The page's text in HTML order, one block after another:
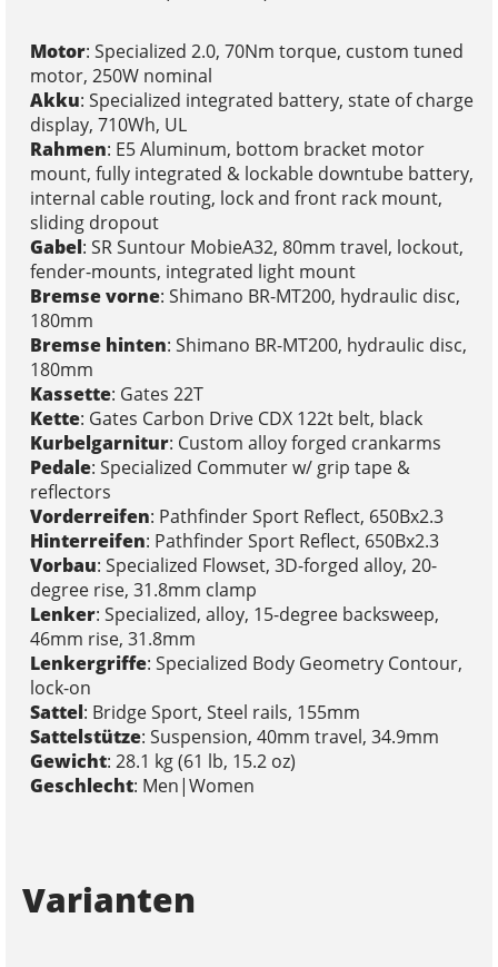
Motor: Specialized 2.0, 70Nm torque, custom tuned
motor, 250W nominal
Akku: Specialized integrated battery, state of charge
display, 710Wh, UL
Rahmen: E5 Aluminum, bottom bracket motor
mount, fully integrated & lockable downtube battery,
internal cable routing, lock and front rack mount,
sliding dropout
Gabel: SR Suntour MobieA32, 80mm travel, lockout,
fender-mounts, integrated light mount
Bremse vorne: Shimano BR-MT200, hydraulic disc,
180mm
Bremse hinten: Shimano BR-MT200, hydraulic disc,
180mm
Kassette: Gates 22T
Kette: Gates Carbon Drive CDX 122t belt, black
Kurbelgarnitur: Custom alloy forged crankarms
Pedale: Specialized Commuter w/ grip tape &
reflectors
Vorderreifen: Pathfinder Sport Reflect, 650Bx2.3
Hinterreifen: Pathfinder Sport Reflect, 650Bx2.3
Vorbau: Specialized Flowset, 3D-forged alloy, 20-
degree rise, 31.8mm clamp
Lenker: Specialized, alloy, 15-degree backsweep,
46mm rise, 31.8mm
Lenkergriffe: Specialized Body Geometry Contour,
lock-on
Sattel: Bridge Sport, Steel rails, 155mm
Sattelstütze: Suspension, 40mm travel, 34.9mm
Gewicht: 28.1 kg (61 lb, 15.2 oz)
Geschlecht: Men|Women
Varianten